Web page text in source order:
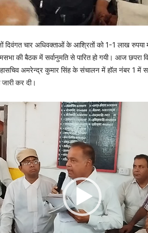
चार अधिवक्ताओं के आश्रितों को 1-1 लाख रुपया
की बैठक में सर्वानुमति से पारित हो गयी। आज छपरा
अमरेन्द्र कुमार सिंह के संचालन में हॉल नंबर 1 में
जारी कर दी।